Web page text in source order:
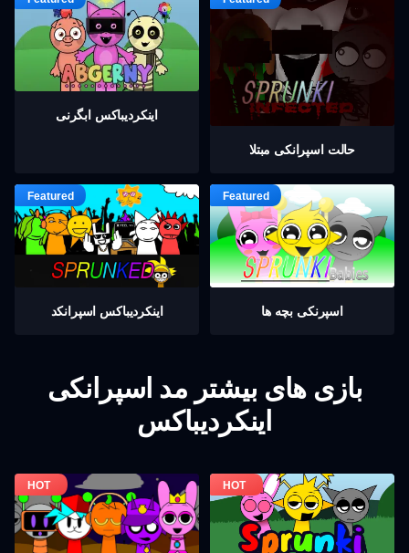
اینکردیباكس ابگرنی
حالت اسپرانکی مبتلا
اینکردیباكس اسپرانکد اسپرنکی بچه ها
بازی های بیشتر مد اسپرانکی
اینکردیباکس